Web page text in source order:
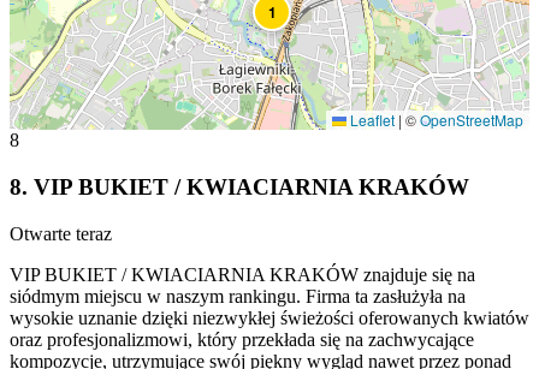
1
Leaflet | ©OpenStreetMap
8
8. VIP BUKIET / KWIACIARNIA KRAKÓW
Otwarte teraz
VIP BUKIET / KWIACIARNIA KRAKÓW znajduje się na
siódmym miejscu w naszym rankingu. Firma ta zasłużyła na
wysokie uznanie dzięki niezwykłej świeżości oferowanych kwiatów
oraz profesjonalizmowi, który przekłada się na zachwycające
kompozycje, utrzymujące swój piękny wygląd nawet przez ponad